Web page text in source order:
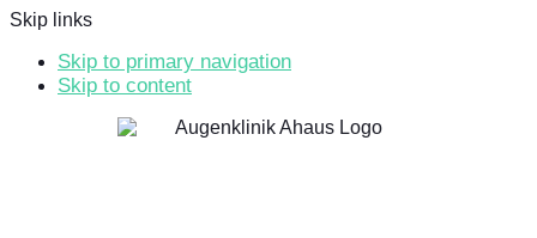
Skip links
Skip to primary navigation
Skip to content